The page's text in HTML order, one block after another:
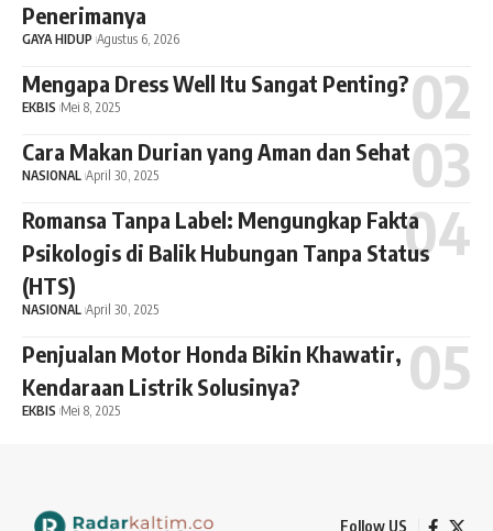
Penerimanya
GAYA HIDUP Agustus 6, 2026
Mengapa Dress Well Itu Sangat Penting?
EKBIS Mei 8, 2025
Cara Makan Durian yang Aman dan Sehat
NASIONAL April 30, 2025
Romansa Tanpa Label: Mengungkap Fakta
Psikologis di Balik Hubungan Tanpa Status
(HTS)
NASIONAL April 30, 2025
Penjualan Motor Honda Bikin Khawatir,
Kendaraan Listrik Solusinya?
EKBIS Mei 8, 2025
Follow US